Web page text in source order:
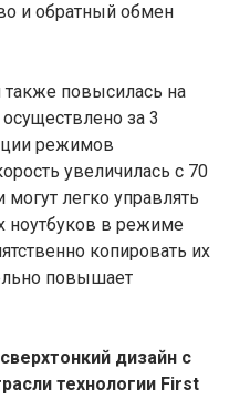
и обратный обмен
повысилась на
за 3
режимов
увеличилась с 70
легко управлять
ноутбуков в режиме
копировать их
повышает
дизайн с
технологии First